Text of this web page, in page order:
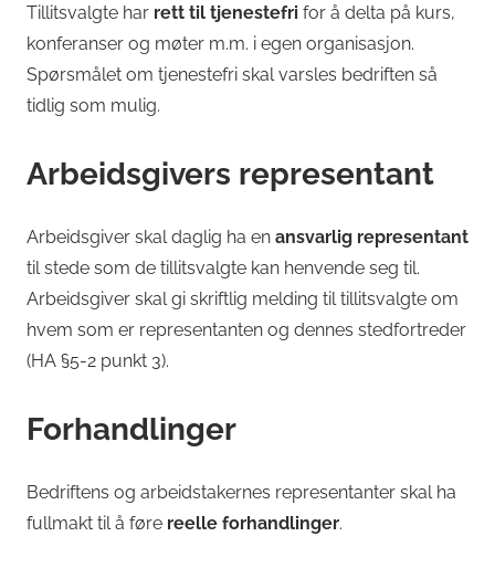
Tillitsvalgte har rett til tjenestefri for å delta på kurs,
konferanser og møter m.m. i egen organisasjon.
Spørsmålet om tjenestefri skal varsles bedriften så
tidlig som mulig.
Arbeidsgivers representant
Arbeidsgiver skal daglig ha en ansvarlig representant
til stede som de tillitsvalgte kan henvende seg til.
Arbeidsgiver skal gi skriftlig melding til tillitsvalgte om
hvem som er representanten og dennes stedfortreder
(HA §5-2 punkt 3).
Forhandlinger
Bedriftens og arbeidstakernes representanter skal ha
fullmakt til å føre reelle forhandlinger.